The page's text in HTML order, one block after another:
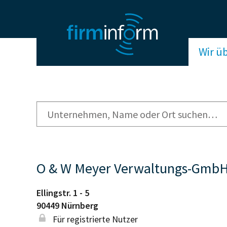
Wir
O & W Meyer Verwaltungs-
Ellingstr. 1 - 5
90449 Nürnberg
Für registrierte Nutzer